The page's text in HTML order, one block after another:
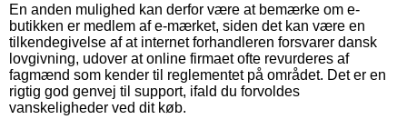
En anden mulighed kan derfor være at bemærke om e-
butikken er medlem af e-mærket, siden det kan være en
tilkendegivelse af at internet forhandleren forsvarer dansk
lovgivning, udover at online firmaet ofte revurderes af
fagmænd som kender til reglementet på området. Det er en
rigtig god genvej til support, ifald du forvoldes
vanskeligheder ved dit køb.